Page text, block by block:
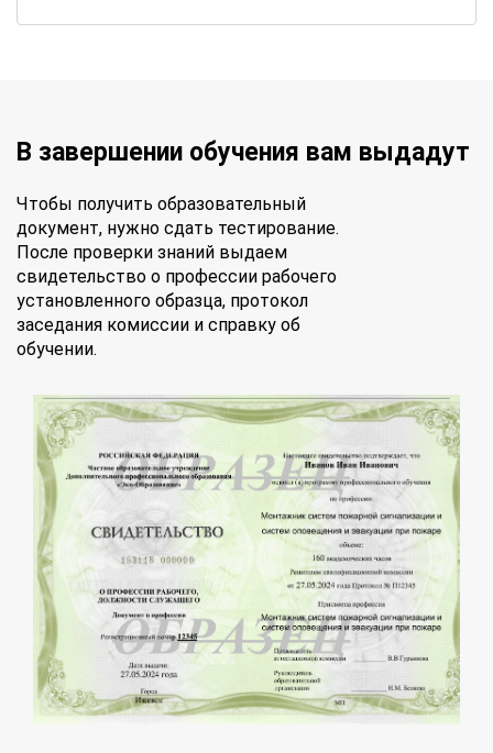
В завершении обучения вам выдадут
Чтобы получить образовательный
документ, нужно сдать тестирование.
После проверки знаний выдаем
свидетельство о профессии рабочего
установленного образца, протокол
заседания комиссии и справку об
обучении.